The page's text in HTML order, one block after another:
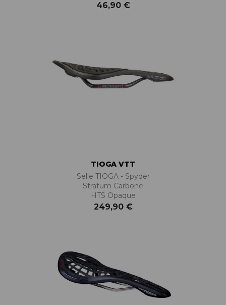
46,90 €
TIOGA VTT
Selle TIOGA - Spyder
Stratum Carbone
HTS Opaque
249,90 €